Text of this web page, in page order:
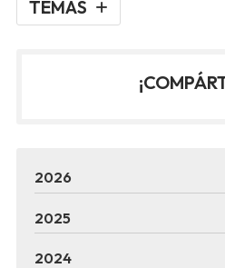
TEMAS
2026
2025
2024